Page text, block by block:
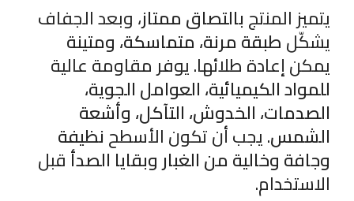
يتميز المنتجبالتصاق ممتاز، وبعد الجفاف
يشكّلطبقة مرنة، متماسكة، ومتينة
يمكن إعادة طلائها. يوفر مقاومة عالية
للمواد الكيميائية، العوامل الجوية،
الصدمات، الخدوش، التآكل، وأشعة
الشمس. يجب أن تكون الأسطحنظيفة
وجافة وخالية من الغبار وبقايا الصدأقبل
الاستخدام.